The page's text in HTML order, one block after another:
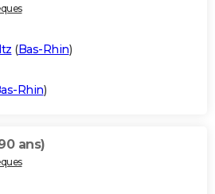
(Bas-Rhin)
Rhin)
ans)